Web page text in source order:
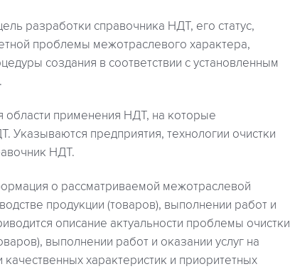
разработки справочника НДТ, его статус,
проблемы межотраслевого характера,
создания в соответствии с установленным
области применения НДТ, на которые
Указываются предприятия, технологии очистки
НДТ.
о рассматриваемой межотраслевой
продукции (товаров), выполнении работ и
описание актуальности проблемы очистки
выполнении работ и оказании услуг на
характеристик и приоритетных